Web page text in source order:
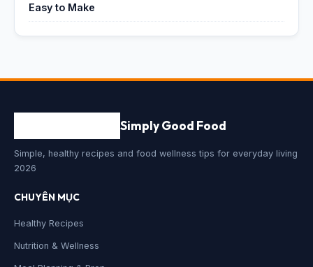
Easy to Make
Simply Good Food
Simple, healthy recipes and food wellness tips for everyday living
2026
CHUYÊN MỤC
Healthy Recipes
Nutrition & Wellness